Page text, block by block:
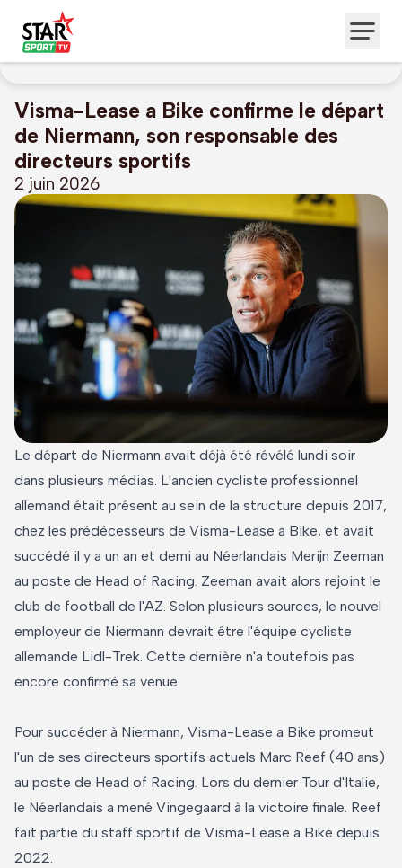
Visma-Lease a Bike confirme le départ
de Niermann, son responsable des
directeurs sportifs
2 juin 2026
Le départ de Niermann avait déjà été révélé lundi soir
dans plusieurs médias. L'ancien cycliste professionnel
allemand était présent au sein de la structure depuis 2017,
chez les prédécesseurs de Visma-Lease a Bike, et avait
succédé il y a un an et demi au Néerlandais Merijn Zeeman
au poste de Head of Racing. Zeeman avait alors rejoint le
club de football de l'AZ. Selon plusieurs sources, le nouvel
employeur de Niermann devrait être l'équipe cycliste
allemande Lidl-Trek. Cette dernière n'a toutefois pas
encore confirmé sa venue.
Pour succéder à Niermann, Visma-Lease a Bike promeut
l'un de ses directeurs sportifs actuels Marc Reef (40 ans)
au poste de Head of Racing. Lors du dernier Tour d'Italie,
le Néerlandais a mené Vingegaard à la victoire finale. Reef
fait partie du staff sportif de Visma-Lease a Bike depuis
2022.